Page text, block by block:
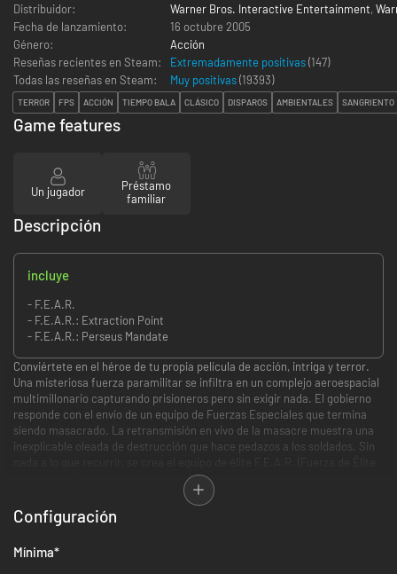
Distribuidor:
Warner Bros. Interactive Entertainment,
Fecha de lanzamiento:
16 octubre 2005
Género:
Acción
Reseñas recientes en Steam:
Extremadamente positivas(147)
Todas las reseñas en Steam:
Muy positivas(19393)
TERROR FPS ACCIÓN TIEMPO BALA CLÁSICO DISPAROS AMBIENTALES SANGRIENTO
Game features
Un jugador
Préstamo
familiar
Descripción
incluye
- F.E.A.R.
- F.E.A.R.: Extraction Point
- F.E.A.R.: Perseus Mandate
Conviértete en el héroe de tu propia película de acción, intriga y terror.
Una misteriosa fuerza paramilitar se infiltra en un complejo aeroespacial
multimillonario capturando prisioneros pero sin exigir nada. El gobierno
responde con el envío de un equipo de Fuerzas Especiales que termina
siendo masacrado. La retransmisión en vivo de la masacre muestra una
inexplicable oleada de destrucción que hace pedazos a los soldados. Sin
de Asalto y Reconocimiento) para enfrentarse a estas extraordinarias
circunstancias. Se les ha encomendado una sola misión: Evaluar la
amenaza y eliminar a los intrusos a cualquier precio.
F.E.A.R. Extraction Point
Configuración
Mínima*